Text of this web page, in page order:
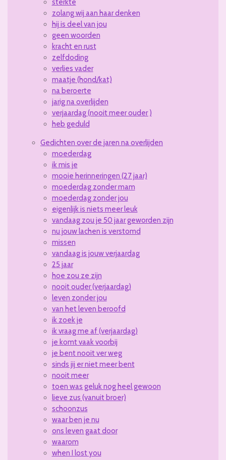
sterkte
zolang wij aan haar denken
hij is deel van jou
geen woorden
kracht en rust
zelfdoding
verlies vader
maatje (hond/kat)
na beroerte
jarig na overlijden
verjaardag (nooit meer ouder )
heb geduld
Gedichten over de jaren na overlijden
moederdag
ik mis je
mooie herinneringen (27 jaar)
moederdag zonder mam
moederdag zonder jou
eigenlijk is niets meer leuk
vandaag zou je 50 jaar geworden zijn
nu jouw lachen is verstomd
missen
vandaag is jouw verjaardag
25 jaar
hoe zou ze zijn
nooit ouder (verjaardag)
leven zonder jou
van het leven beroofd
ik zoek je
ik vraag me af (verjaardag)
je komt vaak voorbij
je bent nooit ver weg
sinds jij er niet meer bent
nooit meer
toen was geluk nog heel gewoon
lieve zus (vanuit broer)
schoonzus
waar ben je nu
ons leven gaat door
waarom
when I lost you